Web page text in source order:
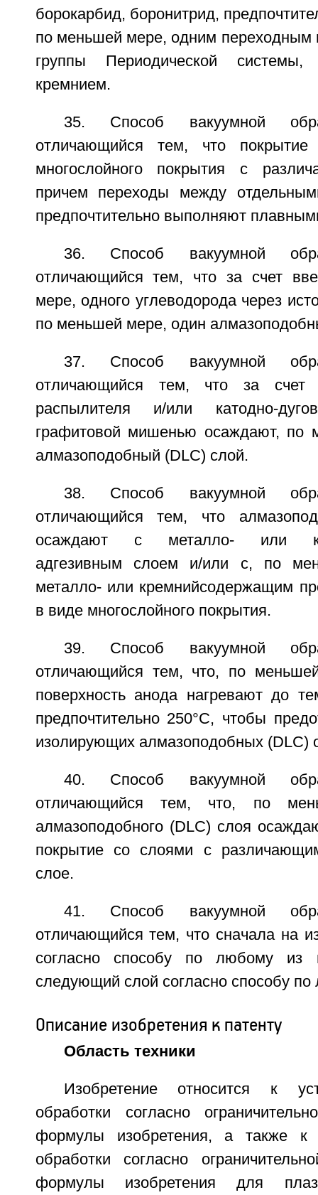
борокарбид, боронитрид,
по меньшей мере, одним переходным
группы Периодической
кремнием.
35. Способ вакуумной
отличающийся тем, что
многослойного покрытия с
причем переходы между
предпочтительно выполняют
36. Способ вакуумной
отличающийся тем, что за счет
мере, одного углеводорода через
по меньшей мере, один
37. Способ вакуумной
отличающийся тем, что за счет
распылителя и/или катодно-
графитовой мишенью осаждают, по
алмазоподобный (DLC) слой.
38. Способ вакуумной
отличающийся тем, что
осаждают с металло- или
адгезивным слоем и/или с, по
металло- или кремнийсодержащим
в виде многослойного покрытия.
39. Способ вакуумной
отличающийся тем, что, по
поверхность анода нагревают до
предпочтительно 250°С, чтобы
изолирующих алмазоподобных (DLC)
40. Способ вакуумной
отличающийся тем, что, по
алмазоподобного (DLC) слоя
покрытие со слоями с
слое.
41. Способ вакуумной
отличающийся тем, что сначала на
согласно способу по любому
следующий слой согласно способу
Описание изобретения к патенту
Область техники
Изобретение относится к
обработки согласно
формулы изобретения, а также к
обработки согласно
формулы изобретения для